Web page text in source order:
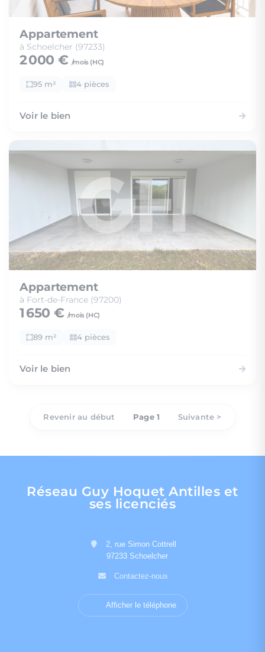
Appartement
à Schoelcher (97233)
2 000 € /mois (HC)
95 m² 4 pièces
Voir le bien
Appartement
à Fort-de-France (97200)
1 650 € /mois (HC)
89 m² 4 pièces
Voir le bien
Revenir au début Page 1 Suivante >
Réseau Guy Hoquet Antilles et
ses licenciés
2, rue Simon Cottrell
97233 Schoelcher
Contactez-nous
Afficher le téléphone